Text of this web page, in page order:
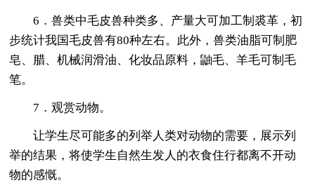
6．兽类中毛皮兽种类多、产量大可加工制裘革，初
步统计我国毛皮兽有80种左右。此外，兽类油脂可制肥
皂、腊、机械润滑油、化妆品原料，鼬毛、羊毛可制毛
笔。
7．观赏动物。
让学生尽可能多的列举人类对动物的需要，展示列
举的结果，将使学生自然生发人的衣食住行都离不开动
物的感慨。